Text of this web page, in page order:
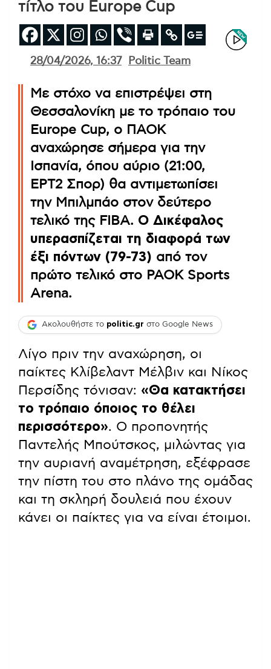
τίτλο του Europe Cup
28/04/2026, 16:37 Politic Team
Με στόχο να επιστρέψει στη
Θεσσαλονίκη με το τρόπαιο του
Europe Cup, ο ΠΑΟΚ
αναχώρησε σήμερα για την
Ισπανία, όπου αύριο (21:00,
ΕΡΤ2 Σπορ) θα αντιμετωπίσει
την Μπιλμπάο στον δεύτερο
τελικό της FIBA. Ο Δικέφαλος
υπερασπίζεται τη διαφορά των
έξι πόντων (79-73) από τον
πρώτο τελικό στο PAOK Sports
Arena.
Ακολουθήστε το politic.gr στο Google News
Λίγο πριν την αναχώρηση, οι
παίκτες Κλίβελαντ Μέλβιν και Νίκος
Περσίδης τόνισαν: «Θα κατακτήσει
το τρόπαιο όποιος το θέλει
περισσότερο». Ο προπονητής
Παντελής Μπούτσκος, μιλώντας για
την αυριανή αναμέτρηση, εξέφρασε
την πίστη του στο πλάνο της ομάδας
και τη σκληρή δουλειά που έχουν
κάνει οι παίκτες για να είναι έτοιμοι.